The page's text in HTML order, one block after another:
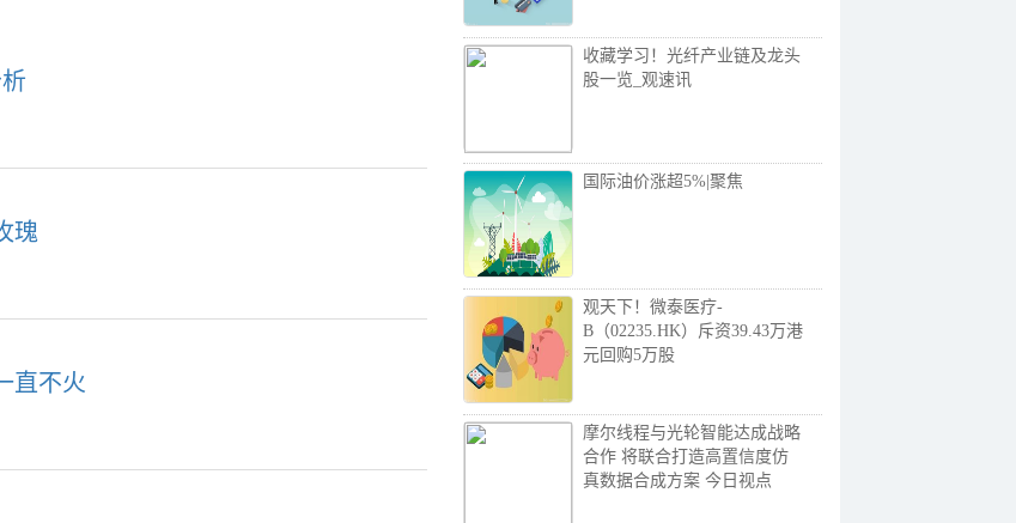
瑰
直不火
收藏学习！光纤产业链及龙头
股一览_观速讯
国际油价涨超5%|聚焦
观天下！微泰医疗-
B（02235.HK）斥资39.43万港
元回购5万股
摩尔线程与光轮智能达成战略
合作 将联合打造高置信度仿
真数据合成方案 今日视点